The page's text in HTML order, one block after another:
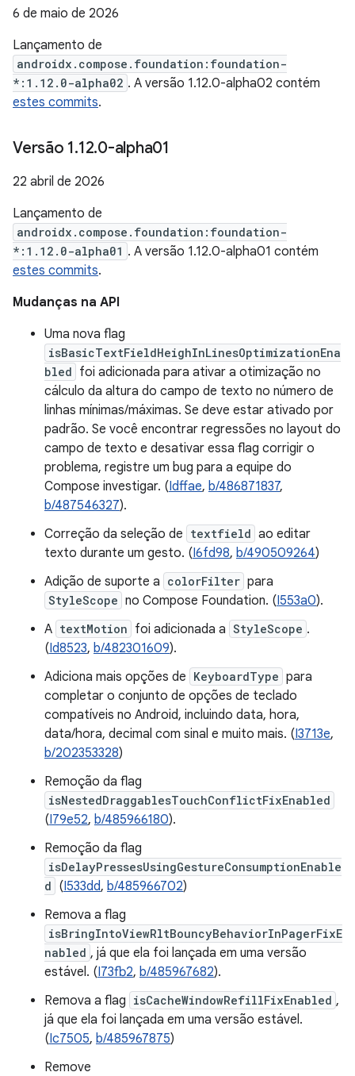
6 de maio de 2026
Lançamento de
androidx.compose.foundation:foundation-
*:1.12.0-alpha02 . A versão 1.12.0-alpha02 contém
estes commits.
Versão 1.12.0-alpha01
22 abril de 2026
Lançamento de
androidx.compose.foundation:foundation-
*:1.12.0-alpha01 . A versão 1.12.0-alpha01 contém
estes commits.
Mudanças na API
Uma nova flag
isBasicTextFieldHeighInLinesOptimizationEna
bled foi adicionada para ativar a otimização no
cálculo da altura do campo de texto no número de
linhas mínimas/máximas. Se deve estar ativado por
padrão. Se você encontrar regressões no layout do
campo de texto e desativar essa flag corrigir o
problema, registre um bug para a equipe do
Compose investigar. (Idffae, b/486871837,
b/487546327).
Correção da seleção de textfield ao editar
texto durante um gesto. (I6fd98, b/490509264)
Adição de suporte a colorFilter para
StyleScope no Compose Foundation. (I553a0).
A textMotion foi adicionada a StyleScope .
(Id8523, b/482301609).
Adiciona mais opções de KeyboardType para
completar o conjunto de opções de teclado
compatíveis no Android, incluindo data, hora,
data/hora, decimal com sinal e muito mais. (I3713e,
b/202353328)
Remoção da flag
isNestedDraggablesTouchConflictFixEnabled
(I79e52, b/485966180).
Remoção da flag
isDelayPressesUsingGestureConsumptionEnable
d (I533dd, b/485966702)
Remova a flag
isBringIntoViewRltBouncyBehaviorInPagerFixE
nabled , já que ela foi lançada em uma versão
estável. (I73fb2, b/485967682).
Remova a flag isCacheWindowRefillFixEnabled ,
já que ela foi lançada em uma versão estável.
(Ic7505, b/485967875)
Remove